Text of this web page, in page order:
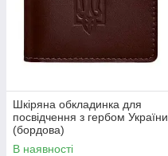
Шкіряна обкладинка для
посвідчення з гербом України
(бордова)
В наявності